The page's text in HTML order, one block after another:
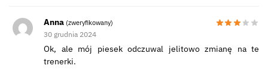
Anna (zweryfikowany)
30 grudnia 2024
Ok, ale mój piesek odczuwal jelitowo zmianę na te
trenerki.